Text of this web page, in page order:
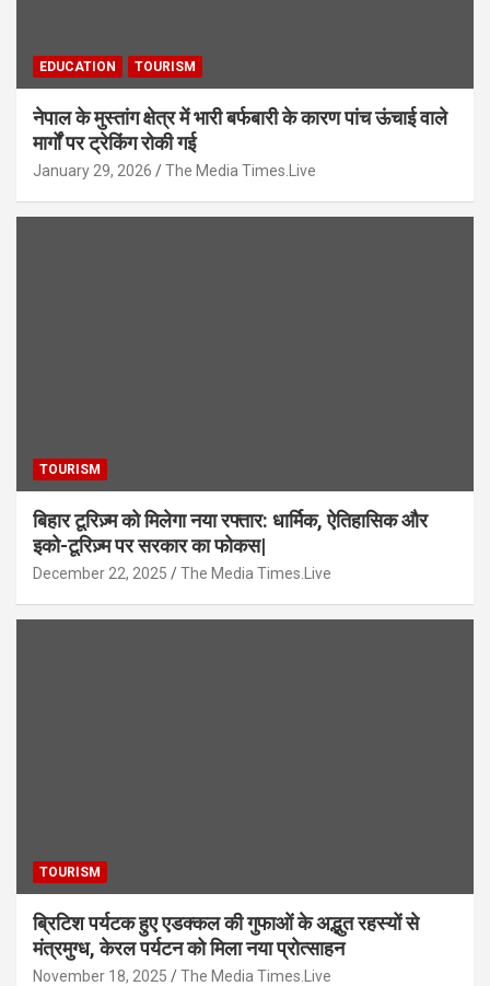
EDUCATION TOURISM
नेपाल के मुस्तांग क्षेत्र में भारी बर्फबारी के कारण पांच ऊंचाई वाले
मार्गों पर ट्रेकिंग रोकी गई
January 29, 2026 The Media Times.Live
TOURISM
बिहार टूरिज़्म को मिलेगा नया रफ्तार: धार्मिक, ऐतिहासिक और
इको-टूरिज़्म पर सरकार का फोकस|
December 22, 2025 The Media Times.Live
TOURISM
ब्रिटिश पर्यटक हुए एडक्कल की गुफाओं के अद्भुत रहस्यों से
मंत्रमुग्ध, केरल पर्यटन को मिला नया प्रोत्साहन
November 18, 2025 The Media Times.Live